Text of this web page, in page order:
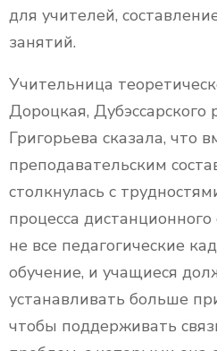
для учителей,
занятий.
Учительница
Дороцкая, Дубэссарского
Григорьева сказала, что
преподавательским
столкнулась с
процесса
не все педагогические
обучение, и учащиеся
устанавливать больше
чтобы поддерживать